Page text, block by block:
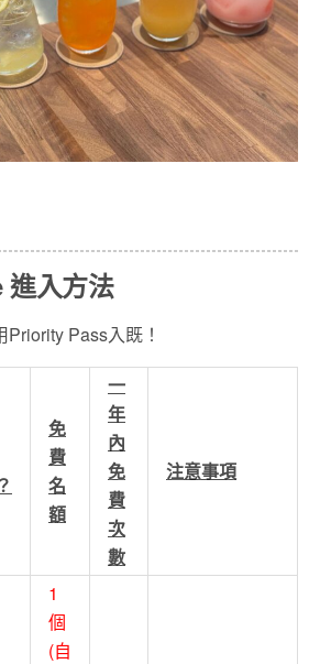
入方法
Pass入既！
免
費
名
額
一
年
內
免
費
次
數
注意事項
1
個
(自